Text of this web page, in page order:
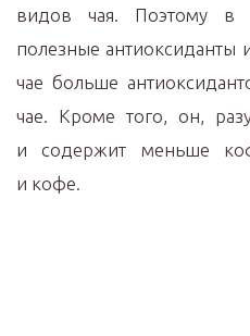
видов чая. Поэтому в
полезные
чае больше
чае. Кроме того, он,
и содержит меньше
и кофе.